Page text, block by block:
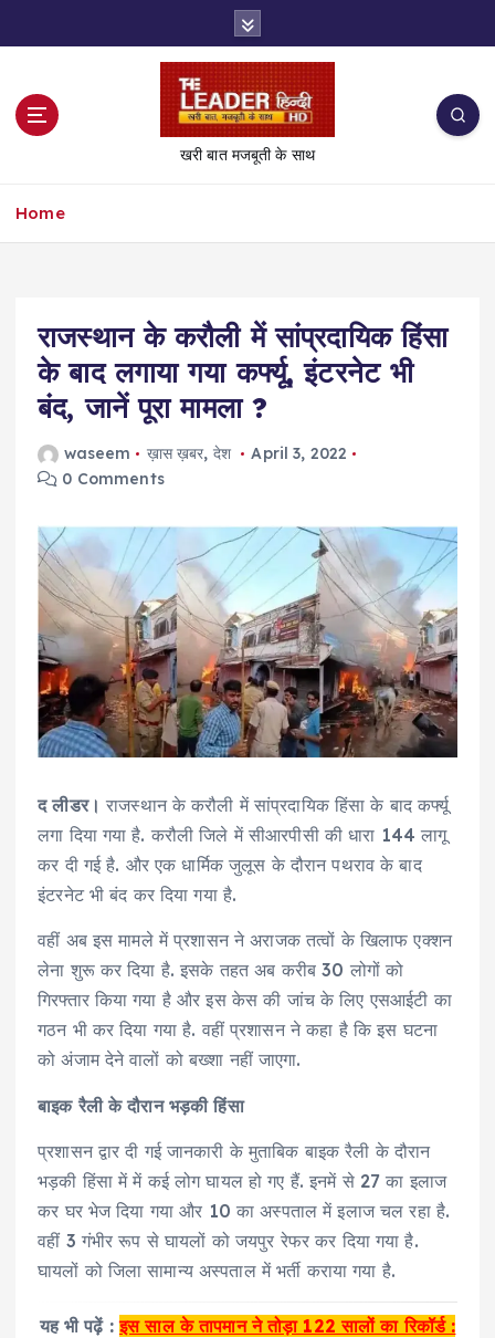
t
खरी बात मजबूती के साथ
Home
राजस्थान के करौली में सांप्रदायिक हिंसा
के बाद लगाया गया कर्फ्यू, इंटरनेट भी
बंद, जानें पूरा मामला ?
waseem ख़ास ख़बर, देश
April 3, 2022
0 Comments
द लीडर। राजस्थान के करौली में सांप्रदायिक हिंसा के बाद कर्फ्यू
लगा दिया गया है. करौली जिले में सीआरपीसी की धारा 144 लागू
कर दी गई है. और एक धार्मिक जुलूस के दौरान पथराव के बाद
इंटरनेट भी बंद कर दिया गया है.
वहीं अब इस मामले में प्रशासन ने अराजक तत्वों के खिलाफ एक्शन
लेना शुरू कर दिया है. इसके तहत अब करीब 30 लोगों को
गिरफ्तार किया गया है और इस केस की जांच के लिए एसआईटी का
गठन भी कर दिया गया है. वहीं प्रशासन ने कहा है कि इस घटना
को अंजाम देने वालों को बख्शा नहीं जाएगा.
बाइक रैली के दौरान भड़की हिंसा
प्रशासन द्वार दी गई जानकारी के मुताबिक बाइक रैली के दौरान
भड़की हिंसा में में कई लोग घायल हो गए हैं. इनमें से 27 का इलाज
कर घर भेज दिया गया और 10 का अस्पताल में इलाज चल रहा है.
वहीं 3 गंभीर रूप से घायलों को जयपुर रेफर कर दिया गया है.
घायलों को जिला सामान्य अस्पताल में भर्ती कराया गया है.
यह भी पढ़ें :इस साल के तापमान ने तोड़ा 122 सालों का रिकॉर्ड :